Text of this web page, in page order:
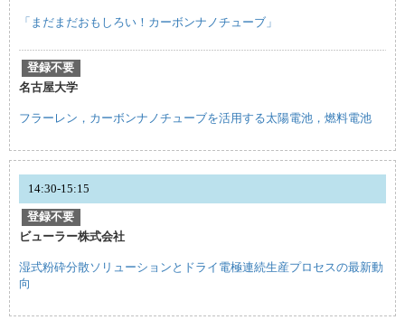
「まだまだおもしろい！カーボンナノチューブ」
登録不要
名古屋大学
フラーレン，カーボンナノチューブを活用する太陽電池，燃料電池
14:30-15:15
登録不要
ビューラー株式会社
湿式粉砕分散ソリューションとドライ電極連続生産プロセスの最新動
向